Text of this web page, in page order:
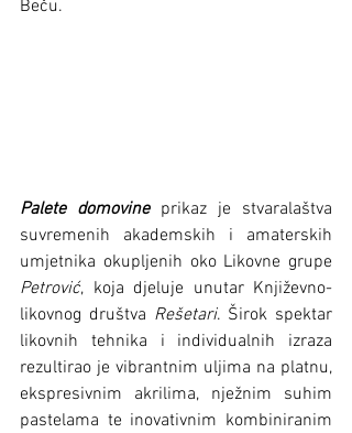
Beču.
Palete domovine prikaz je stvaralaštva
suvremenih akademskih i amaterskih
Petrović, koja djeluje unutar Književno-
likovnog društva Rešetari. Širok spektar
likovnih tehnika i individualnih izraza
rezultirao je vibrantnim uljima na platnu,
ekspresivnim akrilima, nježnim suhim
pastelama te inovativnim kombiniranim